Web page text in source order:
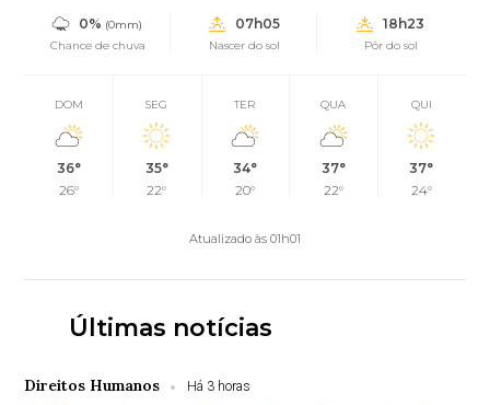
0% (0mm)
Chance de chuva
07h05
Nascer do sol
18h23
Pôr do sol
DOM
36°
26°
SEG
35°
22°
TER
34°
20°
QUA
37°
22°
QUI
37°
24°
Atualizado às 01h01
Últimas notícias
Direitos Humanos Há 3 horas